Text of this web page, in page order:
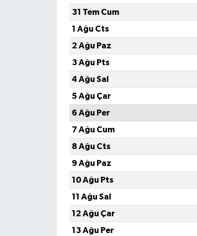
31 Tem Cum
1 Ağu Cts
2 Ağu Paz
3 Ağu Pts
4 Ağu Sal
5 Ağu Çar
6 Ağu Per
7 Ağu Cum
8 Ağu Cts
9 Ağu Paz
10 Ağu Pts
11 Ağu Sal
12 Ağu Çar
13 Ağu Per